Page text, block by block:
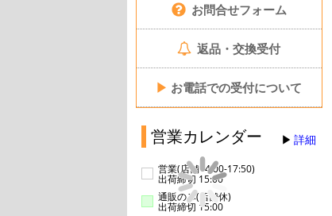
お問合せフォーム
返品・交換受付
▶ お電話での受付について
営業カレンダー 詳細
営業(店舗14:00-17:50)
出荷締切 15:00
通販のみ(店舗休)
出荷締切 15:00